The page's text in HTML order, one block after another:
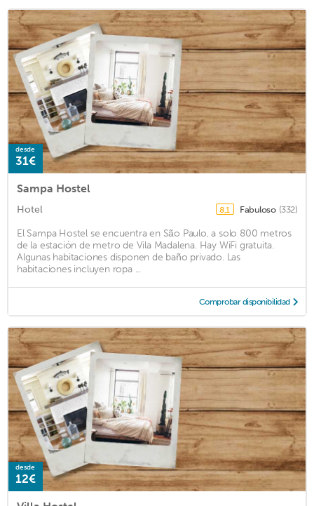
desde
31€
Sampa Hostel
Hotel 8,1 Fabuloso (332)
El Sampa Hostel se encuentra en São Paulo, a solo 800 metros
de la estación de metro de Vila Madalena. Hay WiFi gratuita.
Algunas habitaciones disponen de baño privado. Las
habitaciones incluyen ropa ...
Comprobar disponibilidad
desde
12€